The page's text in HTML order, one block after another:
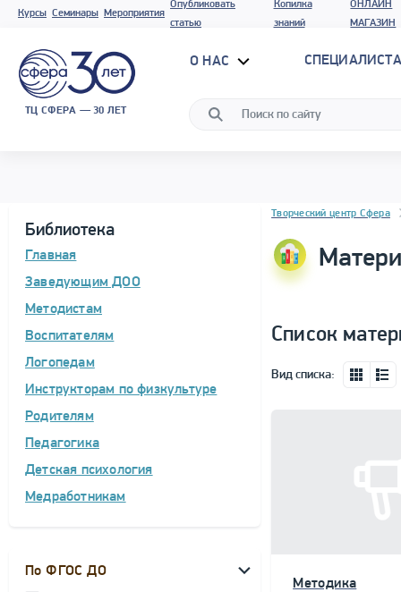
Курсы Семинары Мероприятия
Опубликовать
статью
Копилка
знаний
ОНЛАЙН
МАГАЗИН
ТЦ СФЕРА — 30 ЛЕТ
О НАС
Библиотека
Главная
Заведующим ДОО
Методистам
Воспитателям
Логопедам
Инструкторам по физкультуре
Родителям
Педагогика
Детская психология
Медработникам
По ФГОС ДО
Блок новостей
Творческий центр Сфера
Список
Вид списка:
Методика